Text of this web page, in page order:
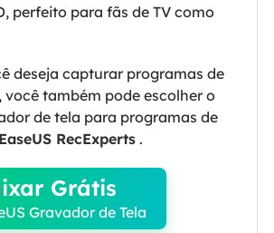
perfeito para fãs de TV como
deseja capturar programas de
você também pode escolher o
de tela para programas de
EaseUS RecExperts.
Grátis
Gravador de Tela